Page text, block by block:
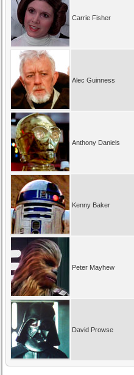
Carrie Fisher
Alec Guinness
Anthony Daniels
Kenny Baker
Peter Mayhew
David Prowse